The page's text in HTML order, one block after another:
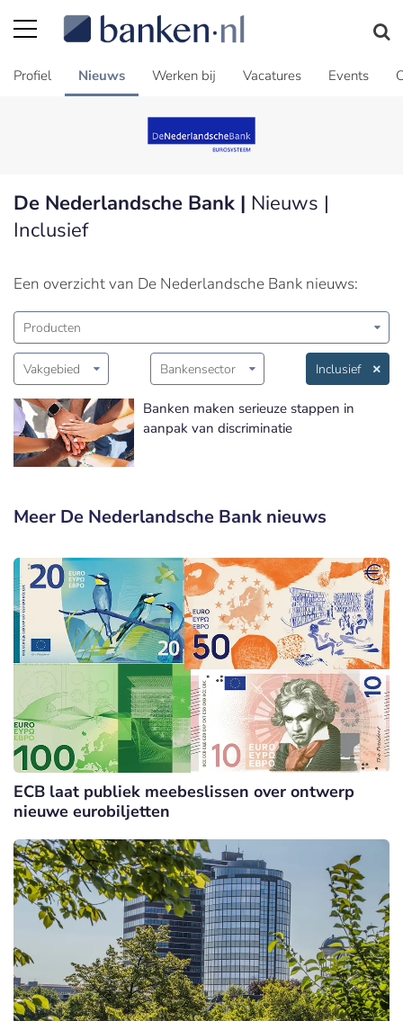
Profiel Nieuws Werken bij Vacatures Events
De Nederlandsche Bank | Nieuws |
Inclusief
Een overzicht van De Nederlandsche Bank nieuws:
Producten
Vakgebied Bankensector Inclusief
Banken maken serieuze stappen in
aanpak van discriminatie
Meer De Nederlandsche Bank nieuws
ECB laat publiek meebeslissen over ontwerp
nieuwe eurobiljetten